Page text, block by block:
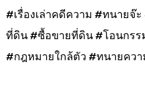
#เรื่องเล่าคดีความ #ทนายจ๊
ที่ดิน #ซื้อขายที่ดิน #โอนกร
#กฎหมายใกล้ตัว #ทนายคว